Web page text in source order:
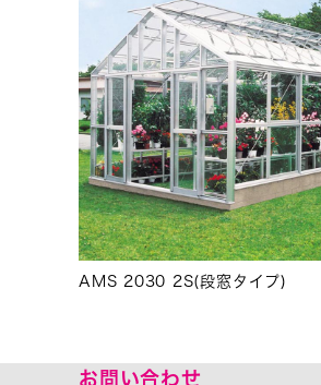
AMS 2030 2S(段窓タイプ)
お問い合わせ